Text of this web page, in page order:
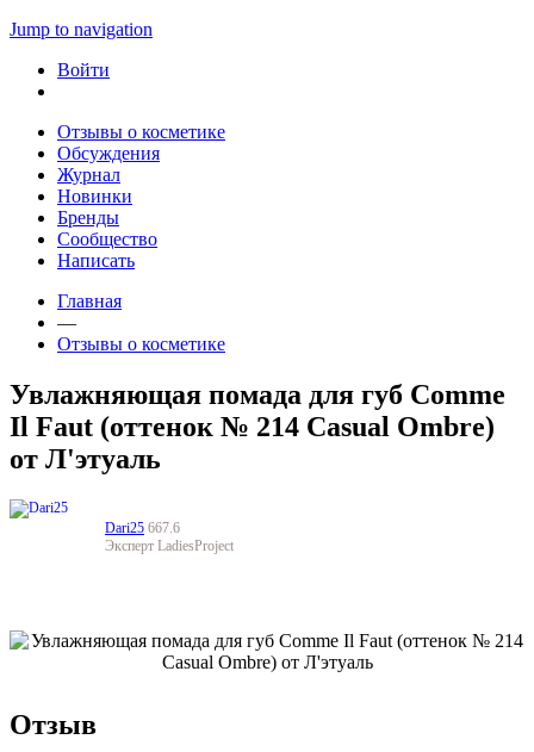
Jump to navigation
Войти
Отзывы о косметике
Обсуждения
Журнал
Новинки
Бренды
Сообщество
Написать
Главная
—
Отзывы о косметике
Увлажняющая помада для губ Comme
Il Faut (оттенок № 214 Casual Ombre)
от Л'этуаль
Dari25 667.6
Эксперт LadiesProject
Отзыв